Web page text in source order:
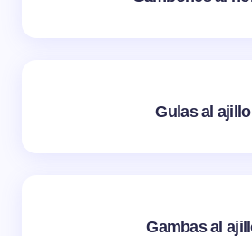
Gulas al ajillo
Gambas al